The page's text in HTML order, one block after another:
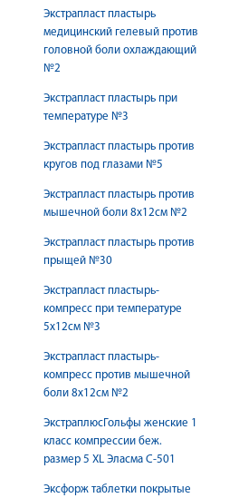
Экстрапласт пластырь
медицинский гелевый против
головной боли охлаждающий
№2
Экстрапласт пластырь при
температуре №3
Экстрапласт пластырь против
кругов под глазами №5
Экстрапласт пластырь против
мышечной боли 8х12см №2
Экстрапласт пластырь против
прыщей №30
Экстрапласт пластырь-
компресс при температуре
5х12см №3
Экстрапласт пластырь-
компресс против мышечной
боли 8х12см №2
ЭкстраплюсГольфы женские 1
класс компрессии беж.
размер 5 XL Эласма С-501
Эксфорж таблетки покрытые